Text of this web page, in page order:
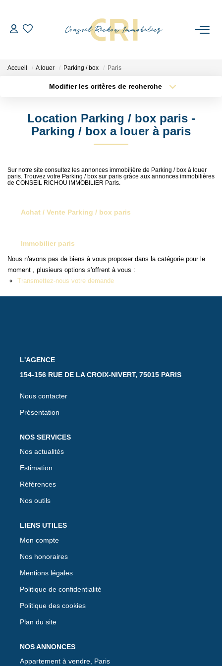
Références
Syndic De Copropriété
Transactions
CONTACT
Accueil A louer Parking / box Paris
Modifier les critères de recherche
Sélectionnez...
Type de bien
Surface min
Créer une alerte
Location Parking / box paris -
Parking / box a louer à paris
Sur notre site consultez les annonces immobilière de Parking / box à louer
paris. Trouvez votre Parking / box sur paris grâce aux annonces immobilières
de CONSEIL RICHOU IMMOBILIER Paris.
Achat / Vente Parking / box paris
Immobilier paris
Nous n'avons pas de biens à vous proposer dans la catégorie pour le
moment , plusieurs options s'offrent à vous :
Transmettez-nous votre demande
L'AGENCE
154-156 RUE DE LA CROIX-NIVERT, 75015 PARIS
Nous contacter
Présentation
NOS SERVICES
Nos actualités
Estimation
Références
Nos outils
LIENS UTILES
Mon compte
Nos honoraires
Mentions légales
Politique de confidentialité
Politique des cookies
Plan du site
NOS ANNONCES
Appartement à vendre, Paris